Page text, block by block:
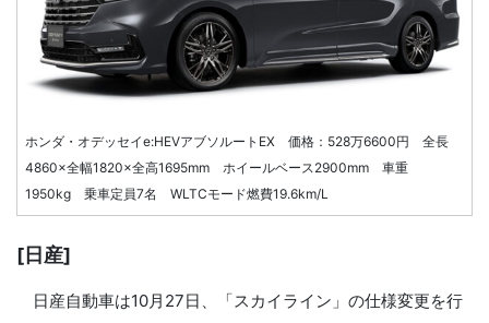
ホンダ・オデッセイe:HEVアブソルートEX 価格：528万6600円 全長
4860×全幅1820×全高1695mm ホイールベース2900mm 車重
1950kg 乗車定員7名 WLTCモード燃費19.6km/L
[日産]
日産自動車は10月27日、「スカイライン」の仕様変更を行